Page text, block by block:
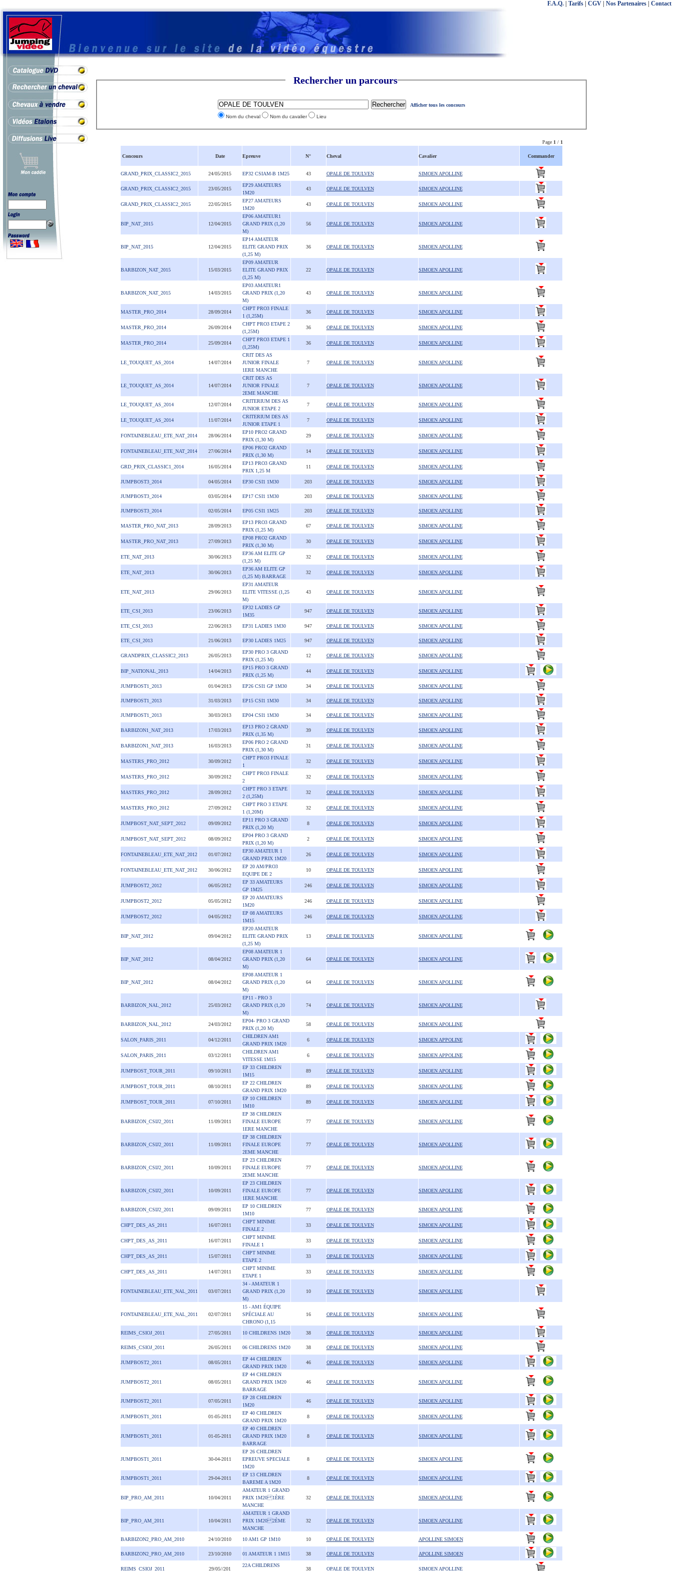
F.A.Q. Tarifs CGV Nos Partenaires Contact
Rechercher un parcours
Afficher tous les concours
Nom du cheval Nom du cavalier Lieu
Page 1 / 1
Concours Date Epreuve N° Cheval Cavalier Commander
GRAND_PRIX_CLASSIC2_2015 24/05/2015 EP32 CSIAM-B 1M25 43 OPALE DE TOULVEN SIMOEN APOLLINE
GRAND_PRIX_CLASSIC2_2015 23/05/2015
EP29 AMATEURS
1M20
43 OPALE DE TOULVEN SIMOEN APOLLINE
GRAND_PRIX_CLASSIC2_2015 22/05/2015
EP27 AMATEURS
1M20
43 OPALE DE TOULVEN SIMOEN APOLLINE
BIP_NAT_2015 12/04/2015
EP06 AMATEUR1
GRAND PRIX (1,20
M)
56 OPALE DE TOULVEN SIMOEN APOLLINE
BIP_NAT_2015 12/04/2015
EP14 AMATEUR
ELITE GRAND PRIX
(1,25 M)
36 OPALE DE TOULVEN SIMOEN APOLLINE
BARBIZON_NAT_2015 15/03/2015
EP09 AMATEUR
ELITE GRAND PRIX
(1,25 M)
22 OPALE DE TOULVEN SIMOEN APOLLINE
BARBIZON_NAT_2015 14/03/2015
EP03 AMATEUR1
GRAND PRIX (1,20
M)
43 OPALE DE TOULVEN SIMOEN APOLLINE
MASTER_PRO_2014 28/09/2014
CHPT PRO3 FINALE
1 (1,25M)
36 OPALE DE TOULVEN SIMOEN APOLLINE
MASTER_PRO_2014 26/09/2014
CHPT PRO3 ETAPE 2
(1,25M)
36 OPALE DE TOULVEN SIMOEN APOLLINE
MASTER_PRO_2014 25/09/2014
CHPT PRO3 ETAPE 1
(1,25M)
36 OPALE DE TOULVEN SIMOEN APOLLINE
LE_TOUQUET_AS_2014 14/07/2014
CRIT DES AS
JUNIOR FINALE
1ERE MANCHE
7 OPALE DE TOULVEN SIMOEN APOLLINE
LE_TOUQUET_AS_2014 14/07/2014
CRIT DES AS
JUNIOR FINALE
2EME MANCHE
7 OPALE DE TOULVEN SIMOEN APOLLINE
LE_TOUQUET_AS_2014 12/07/2014
CRITERIUM DES AS
JUNIOR ETAPE 2
7 OPALE DE TOULVEN SIMOEN APOLLINE
LE_TOUQUET_AS_2014 11/07/2014
CRITERIUM DES AS
JUNIOR ETAPE 1
7 OPALE DE TOULVEN SIMOEN APOLLINE
FONTAINEBLEAU_ETE_NAT_2014 28/06/2014
EP10 PRO2 GRAND
PRIX (1,30 M)
29 OPALE DE TOULVEN SIMOEN APOLLINE
FONTAINEBLEAU_ETE_NAT_2014 27/06/2014
EP06 PRO2 GRAND
PRIX (1,30 M)
14 OPALE DE TOULVEN SIMOEN APOLLINE
GRD_PRIX_CLASSIC1_2014 16/05/2014
EP13 PRO3 GRAND
PRIX 1,25 M
11 OPALE DE TOULVEN SIMOEN APOLLINE
JUMPBOST3_2014 04/05/2014 EP30 CSI1 1M30 203 OPALE DE TOULVEN SIMOEN APOLLINE
JUMPBOST3_2014 03/05/2014 EP17 CSI1 1M30 203 OPALE DE TOULVEN SIMOEN APOLLINE
JUMPBOST3_2014 02/05/2014 EP05 CSI1 1M25 203 OPALE DE TOULVEN SIMOEN APOLLINE
MASTER_PRO_NAT_2013 28/09/2013
EP13 PRO3 GRAND
PRIX (1,25 M)
67 OPALE DE TOULVEN SIMOEN APOLLINE
MASTER_PRO_NAT_2013 27/09/2013
EP08 PRO2 GRAND
PRIX (1,30 M)
30 OPALE DE TOULVEN SIMOEN APOLLINE
ETE_NAT_2013 30/06/2013
EP36 AM ELITE GP
(1,25 M)
32 OPALE DE TOULVEN SIMOEN APOLLINE
ETE_NAT_2013 30/06/2013
EP36 AM ELITE GP
(1,25 M) BARRAGE
32 OPALE DE TOULVEN SIMOEN APOLLINE
ETE_NAT_2013 29/06/2013
EP31 AMATEUR
ELITE VITESSE (1,25
M)
43 OPALE DE TOULVEN SIMOEN APOLLINE
ETE_CSI_2013 23/06/2013
EP32 LADIES GP
1M35
947 OPALE DE TOULVEN SIMOEN APOLLINE
ETE_CSI_2013 22/06/2013 EP31 LADIES 1M30 947 OPALE DE TOULVEN SIMOEN APOLLINE
ETE_CSI_2013 21/06/2013 EP30 LADIES 1M25 947 OPALE DE TOULVEN SIMOEN APOLLINE
GRANDPRIX_CLASSIC2_2013 26/05/2013
EP30 PRO 3 GRAND
PRIX (1,25 M)
12 OPALE DE TOULVEN SIMOEN APOLLINE
BIP_NATIONAL_2013 14/04/2013
EP15 PRO 3 GRAND
PRIX (1,25 M)
44 OPALE DE TOULVEN SIMOEN APOLLINE
JUMPBOST1_2013 01/04/2013 EP26 CSI1 GP 1M30 34 OPALE DE TOULVEN SIMOEN APOLLINE
JUMPBOST1_2013 31/03/2013 EP15 CSI1 1M30 34 OPALE DE TOULVEN SIMOEN APOLLINE
JUMPBOST1_2013 30/03/2013 EP04 CSI1 1M30 34 OPALE DE TOULVEN SIMOEN APOLLINE
BARBIZON1_NAT_2013 17/03/2013
EP13 PRO 2 GRAND
PRIX (1,35 M)
39 OPALE DE TOULVEN SIMOEN APOLLINE
BARBIZON1_NAT_2013 16/03/2013
EP06 PRO 2 GRAND
PRIX (1,30 M)
31 OPALE DE TOULVEN SIMOEN APOLLINE
MASTERS_PRO_2012 30/09/2012
CHPT PRO3 FINALE
1
32 OPALE DE TOULVEN SIMOEN APOLLINE
MASTERS_PRO_2012 30/09/2012
CHPT PRO3 FINALE
2
32 OPALE DE TOULVEN SIMOEN APOLLINE
MASTERS_PRO_2012 28/09/2012
CHPT PRO 3 ETAPE
2 (1,25M)
32 OPALE DE TOULVEN SIMOEN APOLLINE
MASTERS_PRO_2012 27/09/2012
CHPT PRO 3 ETAPE
1 (1,20M)
32 OPALE DE TOULVEN SIMOEN APOLLINE
JUMPBOST_NAT_SEPT_2012 09/09/2012
EP11 PRO 3 GRAND
PRIX (1,20 M)
8 OPALE DE TOULVEN SIMOEN APOLLINE
JUMPBOST_NAT_SEPT_2012 08/09/2012
EP04 PRO 3 GRAND
PRIX (1,20 M)
2 OPALE DE TOULVEN SIMOEN APOLLINE
FONTAINEBLEAU_ETE_NAT_2012 01/07/2012
EP30 AMATEUR 1
GRAND PRIX 1M20
26 OPALE DE TOULVEN SIMOEN APOLLINE
FONTAINEBLEAU_ETE_NAT_2012 30/06/2012
EP 20 AM/PRO3
EQUIPE DE 2
10 OPALE DE TOULVEN SIMOEN APOLLINE
JUMPBOST2_2012 06/05/2012
EP 33 AMATEURS
GP 1M25
246 OPALE DE TOULVEN SIMOEN APOLLINE
JUMPBOST2_2012 05/05/2012
EP 20 AMATEURS
1M20
246 OPALE DE TOULVEN SIMOEN APOLLINE
JUMPBOST2_2012 04/05/2012
EP 08 AMATEURS
1M15
246 OPALE DE TOULVEN SIMOEN APOLLINE
BIP_NAT_2012 09/04/2012
EP20 AMATEUR
ELITE GRAND PRIX
(1,25 M)
13 OPALE DE TOULVEN SIMOEN APOLLINE
BIP_NAT_2012 08/04/2012
EP08 AMATEUR 1
GRAND PRIX (1,20
M)
64 OPALE DE TOULVEN SIMOEN APOLLINE
BIP_NAT_2012 08/04/2012
EP08 AMATEUR 1
GRAND PRIX (1,20
M)
64 OPALE DE TOULVEN SIMOEN APOLLINE
BARBIZON_NAL_2012 25/03/2012
EP11 - PRO 3
GRAND PRIX (1,20
M)
74 OPALE DE TOULVEN SIMOEN APOLLINE
BARBIZON_NAL_2012 24/03/2012
EP04- PRO 3 GRAND
PRIX (1,20 M)
58 OPALE DE TOULVEN SIMOEN APOLLINE
SALON_PARIS_2011 04/12/2011
CHILDREN AM1
GRAND PRIX 1M20
6 OPALE DE TOULVEN SIMOEN APPOLINE
SALON_PARIS_2011 03/12/2011
CHILDREN AM1
VITESSE 1M15
6 OPALE DE TOULVEN SIMOEN APPOLINE
JUMPBOST_TOUR_2011 09/10/2011
EP 33 CHILDREN
1M15
89 OPALE DE TOULVEN SIMOEN APOLLINE
JUMPBOST_TOUR_2011 08/10/2011
EP 22 CHILDREN
GRAND PRIX 1M20
89 OPALE DE TOULVEN SIMOEN APOLLINE
JUMPBOST_TOUR_2011 07/10/2011
EP 10 CHILDREN
1M10
89 OPALE DE TOULVEN SIMOEN APOLLINE
BARBIZON_CSIJ2_2011 11/09/2011
EP 38 CHILDREN
FINALE EUROPE
1ERE MANCHE
77 OPALE DE TOULVEN SIMOEN APOLLINE
BARBIZON_CSIJ2_2011 11/09/2011
EP 38 CHILDREN
FINALE EUROPE
2EME MANCHE
77 OPALE DE TOULVEN SIMOEN APOLLINE
BARBIZON_CSIJ2_2011 10/09/2011
EP 23 CHILDREN
FINALE EUROPE
2EME MANCHE
77 OPALE DE TOULVEN SIMOEN APOLLINE
BARBIZON_CSIJ2_2011 10/09/2011
EP 23 CHILDREN
FINALE EUROPE
1ERE MANCHE
77 OPALE DE TOULVEN SIMOEN APOLLINE
BARBIZON_CSIJ2_2011 09/09/2011
EP 10 CHILDREN
1M10
77 OPALE DE TOULVEN SIMOEN APOLLINE
CHPT_DES_AS_2011 16/07/2011
CHPT MINIME
FINALE 2
33 OPALE DE TOULVEN SIMOEN APOLLINE
CHPT_DES_AS_2011 16/07/2011
CHPT MINIME
FINALE 1
33 OPALE DE TOULVEN SIMOEN APOLLINE
CHPT_DES_AS_2011 15/07/2011
CHPT MINIME
ETAPE 2
33 OPALE DE TOULVEN SIMOEN APOLLINE
CHPT_DES_AS_2011 14/07/2011
CHPT MINIME
ETAPE 1
33 OPALE DE TOULVEN SIMOEN APOLLINE
FONTAINEBLEAU_ETE_NAL_2011 03/07/2011
34 - AMATEUR 1
GRAND PRIX (1,20
M)
10 OPALE DE TOULVEN SIMOEN APOLLINE
FONTAINEBLEAU_ETE_NAL_2011 02/07/2011
15 - AM1 ÉQUIPE
SPÉCIALE AU
CHRONO (1,15
16 OPALE DE TOULVEN SIMOEN APOLLINE
REIMS_CSIOJ_2011 27/05/2011 10 CHILDRENS 1M20 38 OPALE DE TOULVEN SIMOEN APOLLINE
REIMS_CSIOJ_2011 26/05/2011 06 CHILDRENS 1M20 38 OPALE DE TOULVEN SIMOEN APOLLINE
JUMPBOST2_2011 08/05/2011
EP 44 CHILDREN
GRAND PRIX 1M20
46 OPALE DE TOULVEN SIMOEN APOLLINE
JUMPBOST2_2011 08/05/2011
EP 44 CHILDREN
GRAND PRIX 1M20
BARRAGE
46 OPALE DE TOULVEN SIMOEN APOLLINE
JUMPBOST2_2011 07/05/2011
EP 28 CHILDREN
1M20
46 OPALE DE TOULVEN SIMOEN APOLLINE
JUMPBOST1_2011 01-05-2011
EP 40 CHILDREN
GRAND PRIX 1M20
8 OPALE DE TOULVEN SIMOEN APOLLINE
JUMPBOST1_2011 01-05-2011
EP 40 CHILDREN
GRAND PRIX 1M20
BARRAGE
8 OPALE DE TOULVEN SIMOEN APOLLINE
JUMPBOST1_2011 30-04-2011
EP 26 CHILDREN
EPREUVE SPECIALE
1M20
8 OPALE DE TOULVEN SIMOEN APOLLINE
JUMPBOST1_2011 29-04-2011
EP 13 CHILDREN
BAREME A 1M20
8 OPALE DE TOULVEN SIMOEN APOLLINE
BIP_PRO_AM_2011 10/04/2011
AMATEUR 1 GRAND
PRIX 1M20 1ÈRE
MANCHE
32 OPALE DE TOULVEN SIMOEN APOLLINE
BIP_PRO_AM_2011 10/04/2011
AMATEUR 1 GRAND
PRIX 1M20 2ÈME
MANCHE
32 OPALE DE TOULVEN SIMOEN APOLLINE
BARBIZON2_PRO_AM_2010 24/10/2010 10 AM1 GP 1M10 10 OPALE DE TOULVEN APOLLINE SIMOEN
BARBIZON2_PRO_AM_2010 23/10/2010 01 AMATEUR 1 1M15 38 OPALE DE TOULVEN APOLLINE SIMOEN
REIMS_CSIOJ_2011 29/05//201
22A CHILDRENS
38 OPALE DE TOULVEN SIMOEN APOLLINE